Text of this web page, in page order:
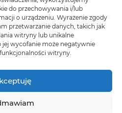
do przechowywania i/lub
o urządzeniu. Wyrażenie zgody
przetwarzanie danych, takich jak
witryny lub unikalne
wycofanie może negatywnie
witryny.
z materiałów